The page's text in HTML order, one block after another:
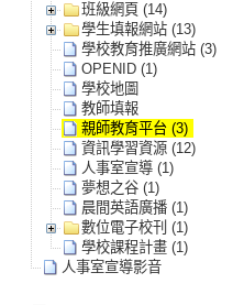
班級網頁 (14)
學生填報網站 (13)
學校教育推廣網站 (3)
OPENID (1)
學校地圖
教師填報
親師教育平台 (3)
資訊學習資源 (12)
人事室宣導 (1)
夢想之谷 (1)
晨間英語廣播 (1)
數位電子校刊 (1)
學校課程計畫 (1)
人事室宣導影音